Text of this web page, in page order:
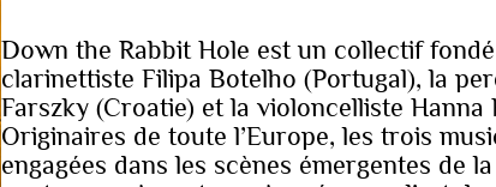
Down the Rabbit Hole est un collectif
clarinettiste Filipa Botelho (Portugal), la
Farszky (Croatie) et la violoncelliste Hanna
Originaires de toute l’Europe, les trois
engagées dans les scènes émergentes de